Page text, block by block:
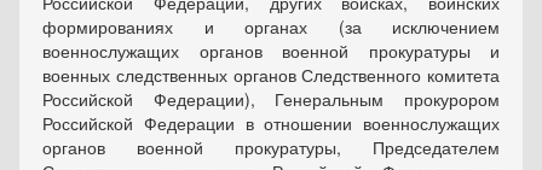
формированиях и органах (за исключением
военнослужащих органов военной прокуратуры и
военных следственных органов Следственного комитета
Российской Федерации), Генеральным прокурором
Российской Федерации в отношении военнослужащих
органов военной прокуратуры, Председателем